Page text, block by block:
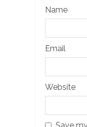
Name
Email
Website